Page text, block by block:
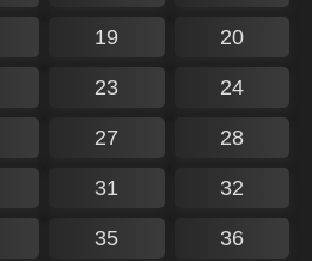
19 20
23 24
27 28
31 32
35 36